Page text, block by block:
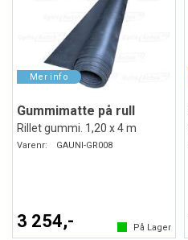
Gummimatte på rull
Rillet gummi. 1,20 x 4 m
Varenr: GAUNI-GR008
3 254,- På Lager